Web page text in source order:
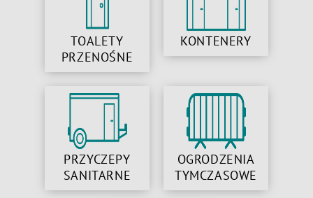
TOALETY
PRZENOŚNE
KONTENERY
PRZYCZEPY
SANITARNE
OGRODZENIA
TYMCZASOWE